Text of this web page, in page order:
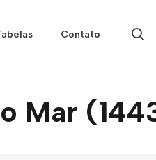
Contato
Mar